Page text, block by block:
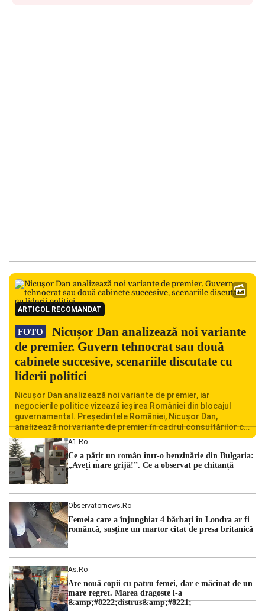
ARTICOL RECOMANDAT
FOTO
Nicușor Dan analizează noi variante
de premier. Guvern tehnocrat sau două
cabinete succesive, scenariile discutate cu
liderii politici
Nicușor Dan analizează noi variante de premier, iar
negocierile politice vizează ieșirea României din blocajul
guvernamental. Președintele României, Nicușor Dan,
analizează noi variante de premier în cadrul consultărilor cu
liderii politici. Ciprian Ciucu vorbește despre scenariul unui
guvern tehnocrat și despre posibilitatea a două cabinete
succesive. Nicușor Dan analizează noi variante de premier
România traversează […]
A1.ro
Ce a pățit un român într-o benzinărie din Bulgaria:
„Aveți mare grijă!”. Ce a observat pe chitanță
Observatornews.ro
Femeia care a înjunghiat 4 bărbați în Londra ar fi
româncă, susţine un martor citat de presa britanică
As.ro
Are nouă copii cu patru femei, dar e măcinat de un
mare regret. Marea dragoste l-a
&amp;#8222;distrus&amp;#8221;